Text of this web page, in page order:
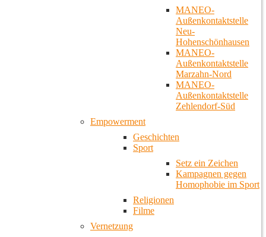
MANEO-
Außenkontaktstelle
Neu-
Hohenschönhausen
MANEO-
Außenkontaktstelle
Marzahn-Nord
MANEO-
Außenkontaktstelle
Zehlendorf-Süd
Empowerment
Geschichten
Sport
Setz ein Zeichen
Kampagnen gegen
Homophobie im Sport
Religionen
Filme
Vernetzung